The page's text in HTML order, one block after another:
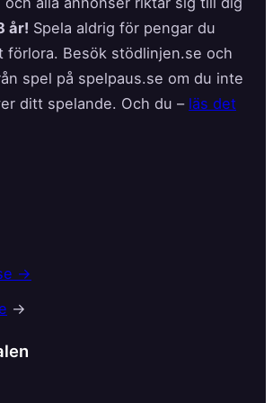
år! Spela aldrig för pengar du
förlora. Besök stödlinjen.se och
spel på spelpaus.se om du inte
ditt spelande. Och du – läs det
→
→